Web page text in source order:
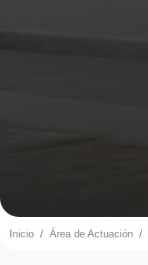
Inicio Área de Actuación